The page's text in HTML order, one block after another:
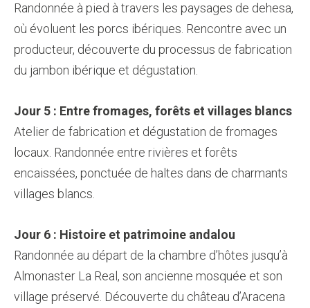
Randonnée à pied à travers les paysages de dehesa,
où évoluent les porcs ibériques. Rencontre avec un
producteur, découverte du processus de fabrication
du jambon ibérique et dégustation.
Jour 5 : Entre fromages, forêts et villages blancs
Atelier de fabrication et dégustation de fromages
locaux. Randonnée entre rivières et forêts
encaissées, ponctuée de haltes dans de charmants
villages blancs.
Jour 6 : Histoire et patrimoine andalou
Randonnée au départ de la chambre d’hôtes jusqu’à
Almonaster La Real, son ancienne mosquée et son
village préservé. Découverte du château d’Aracena